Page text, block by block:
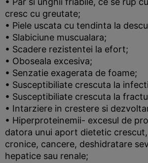
cresc cu greutate;
• Piele uscata cu tendinta la
• Slabiciune muscualara;
• Scadere rezistentei la efort;
• Oboseala excesiva;
• Senzatie exagerata de foame;
• Susceptibiliate crescuta la
• Susceptibiliate crescuta la
• Intarziere in crestere si
• Hiperproteinemii- excesul de
datora unui aport dietetic
cronice, cancere, deshidratare
hepatice sau renale;